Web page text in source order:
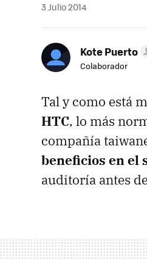
3 Julio 2014
Kote Puerto
Colaborador
Tal y como está
HTC, lo más
compañía
beneficios en el
auditoría antes